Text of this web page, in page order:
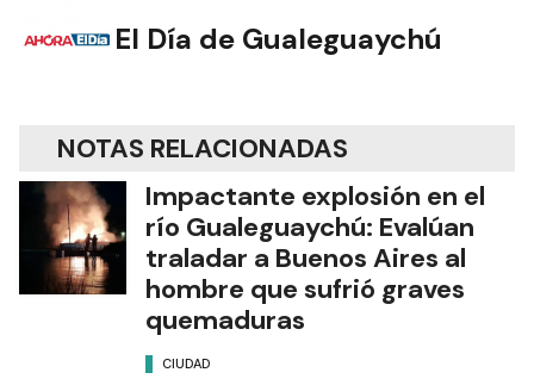
El Día de Gualeguaychú
NOTAS RELACIONADAS
Impactante explosión en el
río Gualeguaychú: Evalúan
traladar a Buenos Aires al
hombre que sufrió graves
quemaduras
CIUDAD